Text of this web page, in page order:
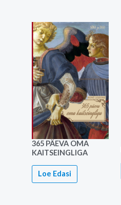
365 PÄEVA OMA
KAITSEINGLIGA
Loe Edasi